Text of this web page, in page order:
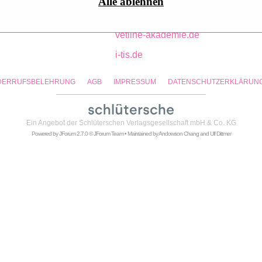
vetline-akademie.de
i-tis.de
AGB IMPRESSUM
Ein Angebot der Schlüterschen Verlagsgesellschaft mbH & Co. KG
Powered byJForum 2.7.0© JForum Team • Maintained byAndowson ChangandUlf Dittmer